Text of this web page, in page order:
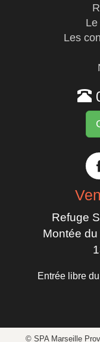
Les
Refuge
Montée
Entrée libre
© SPA Marseille